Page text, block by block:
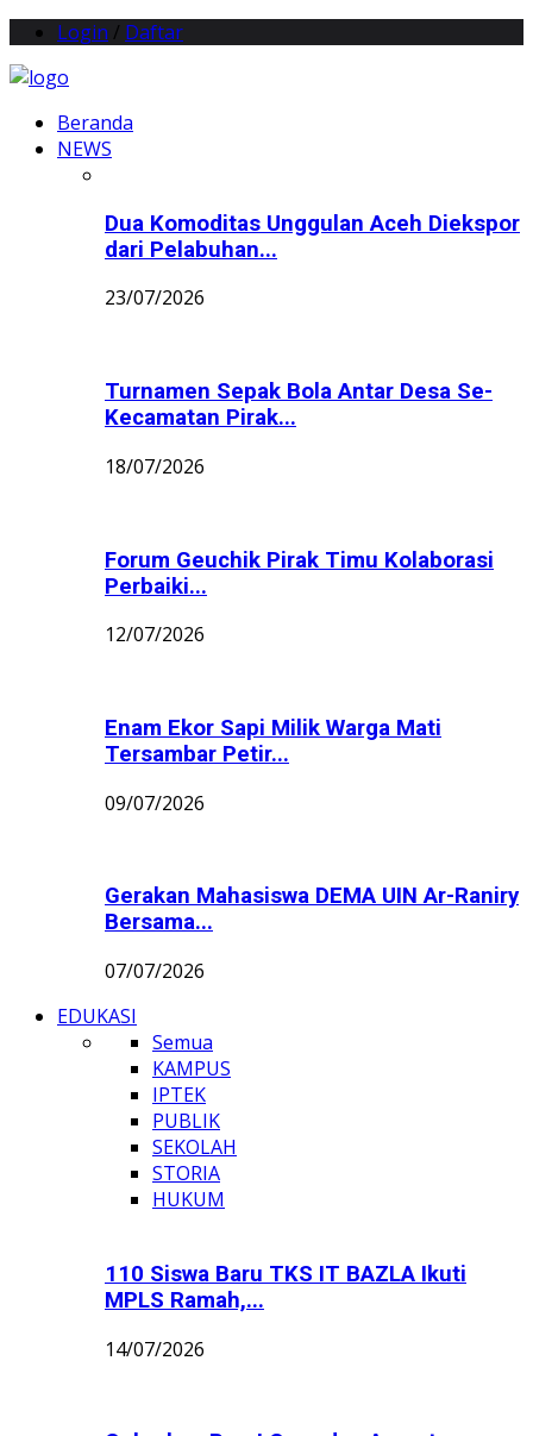
Login / Daftar
Beranda
NEWS
Dua Komoditas Unggulan Aceh Diekspor
dari Pelabuhan...
23/07/2026
Turnamen Sepak Bola Antar Desa Se-
Kecamatan Pirak...
18/07/2026
Forum Geuchik Pirak Timu Kolaborasi
Perbaiki...
12/07/2026
Enam Ekor Sapi Milik Warga Mati
Tersambar Petir...
09/07/2026
Gerakan Mahasiswa DEMA UIN Ar-Raniry
Bersama...
07/07/2026
EDUKASI
Semua
KAMPUS
IPTEK
PUBLIK
SEKOLAH
STORIA
HUKUM
110 Siswa Baru TKS IT BAZLA Ikuti
MPLS Ramah,...
14/07/2026